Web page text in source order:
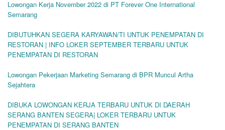
Lowongan Kerja November 2022 di PT Forever One International
Semarang
DIBUTUHKAN SEGERA KARYAWAN/TI UNTUK PENEMPATAN DI
RESTORAN | INFO LOKER SEPTEMBER TERBARU UNTUK
PENEMPATAN DI RESTORAN
Lowongan Pekerjaan Marketing Semarang di BPR Muncul Artha
Sejahtera
DIBUKA LOWONGAN KERJA TERBARU UNTUK DI DAERAH
SERANG BANTEN SEGERA| LOKER TERBARU UNTUK
PENEMPATAN DI SERANG BANTEN